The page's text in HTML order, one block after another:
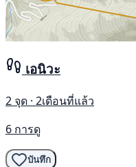
เอนิวะ
2 จุด · 2เดือนที่แล้ว
6 การดู
บันทึก